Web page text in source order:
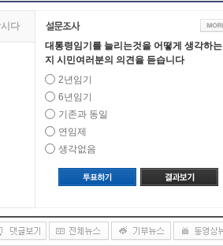
다
대통령임기를 늘리는것을 어떻게 생각하는
지 시민여러분의 의견을 듣습니다
2년임기
6년임기
기존과 동일
연임제
생각없음